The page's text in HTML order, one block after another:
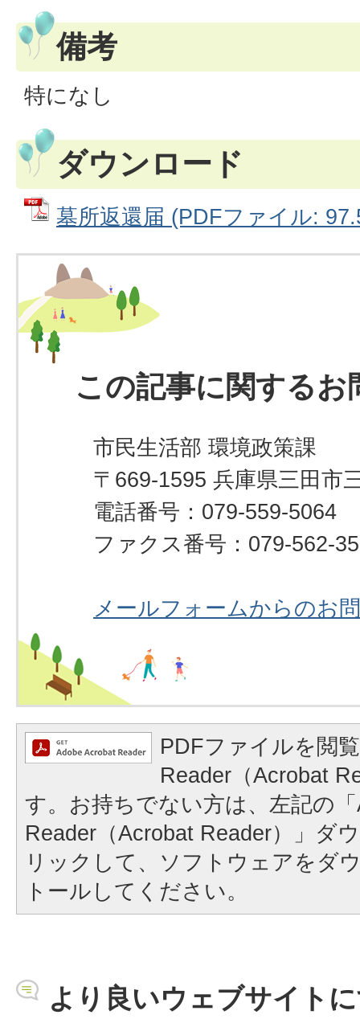
備考
特になし
ダウンロード
墓所返還届 (PDFファイル:
この記事に関するお
市民生活部 環境政策課
〒669-1595 兵庫県三田市
電話番号：079-559-5064
ファクス番号：079-562-
メールフォームからのお
PDFファイルを閲
Reader（Acrobat
す。お持ちでない方は、左記の
Reader（Acrobat Reader）」ダ
リックして、ソフトウェアをダ
トールしてください。
より良いウェブサイト